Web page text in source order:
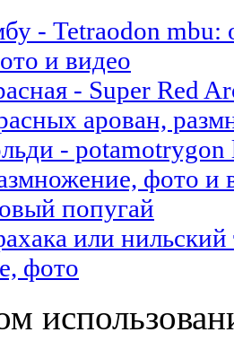
- Tetraodon mbu:
и видео
- Super Red
арован,
-
фото и
попугай
или
фото